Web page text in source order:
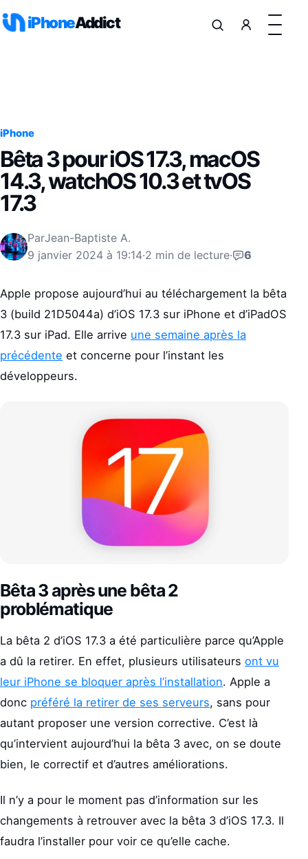
iPhoneAddict
iPhone
Bêta 3 pour iOS 17.3, macOS
14.3, watchOS 10.3 et tvOS
17.3
ParJean-Baptiste A.
9 janvier 2024 à 19:14·2 min de lecture· 6
Apple propose aujourd’hui au téléchargement la bêta
3 (build 21D5044a) d’iOS 17.3 sur iPhone et d’iPadOS
17.3 sur iPad. Elle arrive une semaine après la
précédente et concerne pour l’instant les
développeurs.
Bêta 3 après une bêta 2
problématique
La bêta 2 d’iOS 17.3 a été particulière parce qu’Apple
a dû la retirer. En effet, plusieurs utilisateurs ont vu
leur iPhone se bloquer après l’installation. Apple a
donc préféré la retirer de ses serveurs, sans pour
autant proposer une version corrective. C’est là
qu’intervient aujourd’hui la bêta 3 avec, on se doute
bien, le correctif et d’autres améliorations.
Il n’y a pour le moment pas d’information sur les
changements à retrouver avec la bêta 3 d’iOS 17.3. Il
faudra l’installer pour voir ce qu’elle cache.